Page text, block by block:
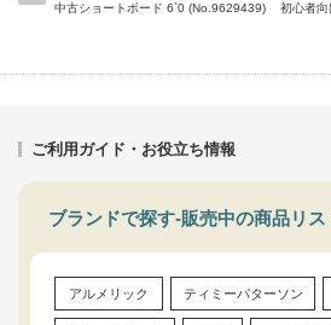
中古ショートボード 6`0 (No.9629439)
初心者向
ご利用ガイド・お役立ち情報
ブランドで探す-販売中の商品リス
アルメリック ティミーパターソン